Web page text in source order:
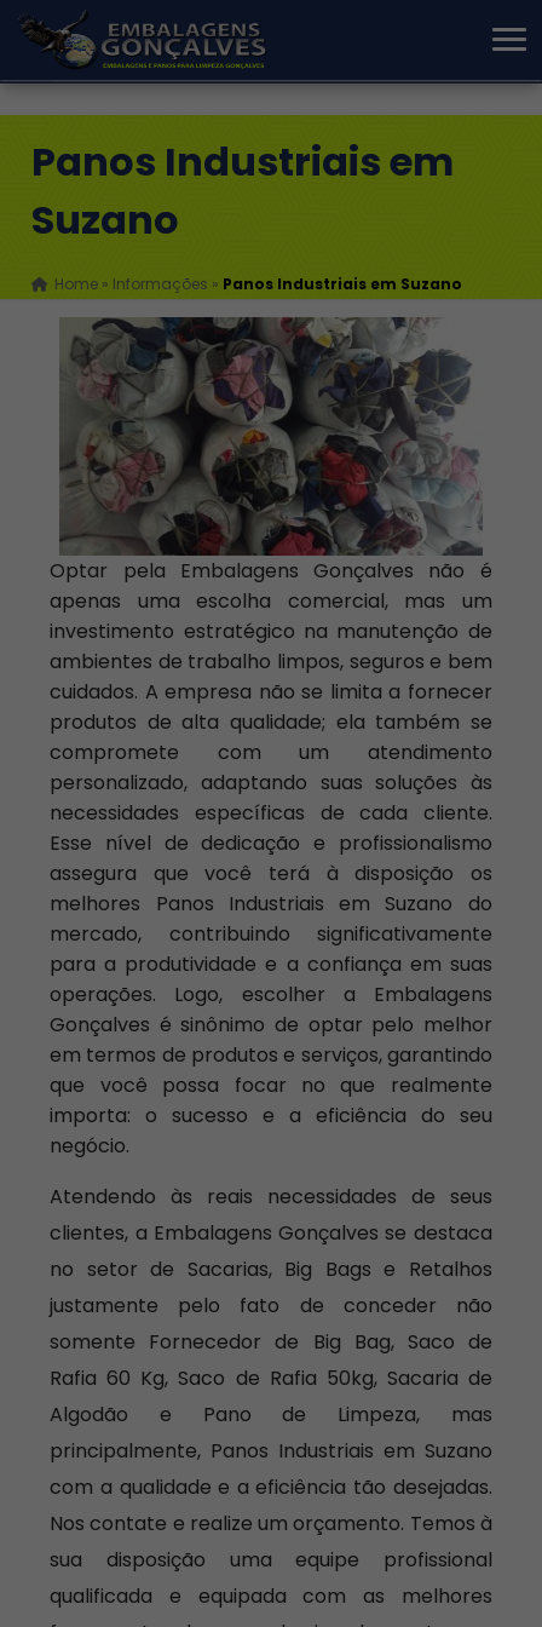
Panos Industriais em
Suzano
Home » Informações » Panos Industriais em Suzano
Optar pela Embalagens Gonçalves não é
apenas uma escolha comercial, mas um
investimento estratégico na manutenção de
ambientes de trabalho limpos, seguros e bem
cuidados. A empresa não se limita a fornecer
produtos de alta qualidade; ela também se
compromete com um atendimento
personalizado, adaptando suas soluções às
necessidades específicas de cada cliente.
Esse nível de dedicação e profissionalismo
assegura que você terá à disposição os
melhores Panos Industriais em Suzano do
mercado, contribuindo significativamente
para a produtividade e a confiança em suas
operações. Logo, escolher a Embalagens
Gonçalves é sinônimo de optar pelo melhor
em termos de produtos e serviços, garantindo
que você possa focar no que realmente
importa: o sucesso e a eficiência do seu
negócio.
Atendendo às reais necessidades de seus
clientes, a Embalagens Gonçalves se destaca
no setor de Sacarias, Big Bags e Retalhos
justamente pelo fato de conceder não
somente Fornecedor de Big Bag, Saco de
Rafia 60 Kg, Saco de Rafia 50kg, Sacaria de
Algodão e Pano de Limpeza, mas
principalmente, Panos Industriais em Suzano
com a qualidade e a eficiência tão desejadas.
Nos contate e realize um orçamento. Temos à
sua disposição uma equipe profissional
qualificada e equipada com as melhores